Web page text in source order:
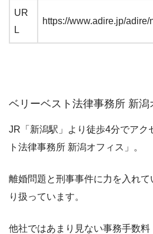
UR
L
https://www.adire.jp/adire/
ベリーベスト法律事務所 新潟
JR「新潟駅」より徒歩4分でアク
ト法律事務所 新潟オフィス」。
離婚問題と刑事事件に力を入れ
り扱っています。
他社ではあまり見ない事務手数